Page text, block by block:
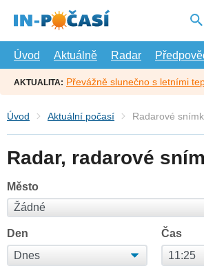
hlavní
Úvod
Aktuálně Radar
AKTUALITA: Převážně slunečno s letními
Úvod Aktuální počasí Radarové
Radar, radarové
Město
Den Čas